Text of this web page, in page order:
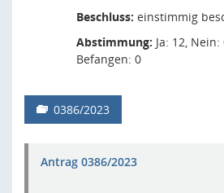
Beschluss: einstimmig
Abstimmung: Ja: 12,
Befangen: 0
0386/2023
Antrag 0386/2023